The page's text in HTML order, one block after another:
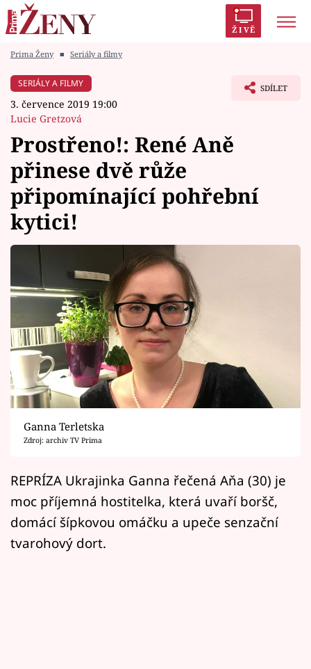
ŽIVĚ
Módní alarm
Témata
Celebrity
Vztahy
Seriály
Horoskopy
Sledujte prima+
Filmový festival Karlovy Vary
Přihlášení
Sledujte nás
Prima Ženy ■ Seriály a filmy
SERIÁLY A FILMY
3. července 2019 19:00
Lucie Gretzová
SDÍLET
Prostřeno!: René Aně
přinese dvě růže
připomínající pohřební
kytici!
Ganna Terletska
Zdroj: archiv TV Prima
REPRÍZA Ukrajinka Ganna řečená Aňa (30) je
moc příjemná hostitelka, která uvaří boršč,
domácí šípkovou omáčku a upeče senzační
tvarohový dort.